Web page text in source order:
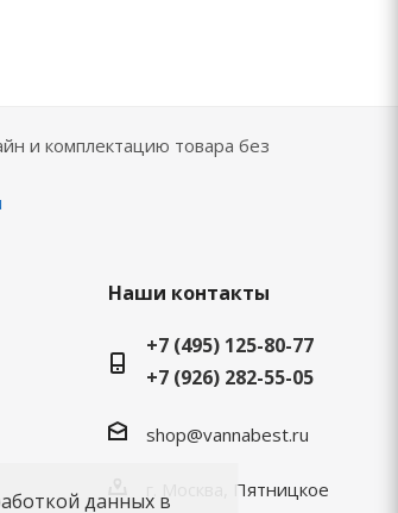
и комплектацию товара без
Наши контакты
+7 (495) 125-80-77
+7 (926) 282-55-05
shop@vannabest.ru
г. Москва, Пятницкое
данных в